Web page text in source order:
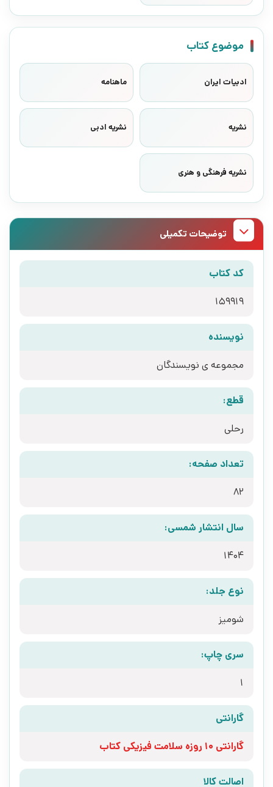
موضوع کتاب
ادبیات ایران ماهنامه
نشریه نشریه ادبی
نشریه فرهنگی و هنری
توضیحات تکمیلی
کد کتاب
159919
نویسنده
مجموعه ی نویسندگان
قطع:
رحلی
تعداد صفحه:
82
سال انتشار شمسی:
1404
نوع جلد:
شومیز
سری چاپ:
1
گارانتی
گارانتی 10 روزه سلامت فیزیکی کتاب
اصالت کالا